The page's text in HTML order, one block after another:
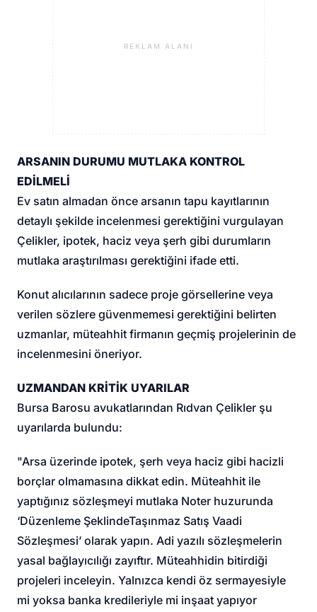
REKLAM ALANI
ARSANIN DURUMU MUTLAKA KONTROL
EDİLMELİ
Ev satın almadan önce arsanın tapu kayıtlarının
detaylı şekilde incelenmesi gerektiğini vurgulayan
Çelikler, ipotek, haciz veya şerh gibi durumların
mutlaka araştırılması gerektiğini ifade etti.
Konut alıcılarının sadece proje görsellerine veya
verilen sözlere güvenmemesi gerektiğini belirten
uzmanlar, müteahhit firmanın geçmiş projelerinin de
incelenmesini öneriyor.
UZMANDAN KRİTİK UYARILAR
Bursa Barosu avukatlarından Rıdvan Çelikler şu
uyarılarda bulundu:
"Arsa üzerinde ipotek, şerh veya haciz gibi hacizli
borçlar olmamasına dikkat edin. Müteahhit ile
yaptığınız sözleşmeyi mutlaka Noter huzurunda
‘Düzenleme ŞeklindeTaşınmaz Satış Vaadi
Sözleşmesi’ olarak yapın. Adi yazılı sözleşmelerin
yasal bağlayıcılığı zayıftır. Müteahhidin bitirdiği
projeleri inceleyin. Yalnızca kendi öz sermayesiyle
mi yoksa banka kredileriyle mi inşaat yapıyor